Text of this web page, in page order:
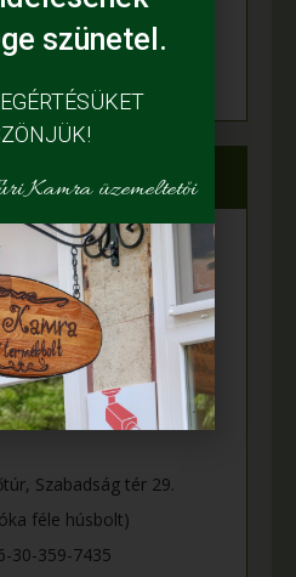
Éva tanyáján
tanyára
Szabadság tér 29.
féle húsbolt)
30-359-7435
szünetel.
Kamra üzemeltetői